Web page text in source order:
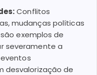
Conflitos
mudanças políticas
exemplos de
severamente a
desvalorização de